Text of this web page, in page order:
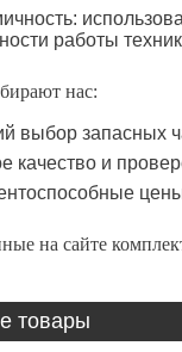
работы
нас:
выбор запасных
качество и
на сайте
товары